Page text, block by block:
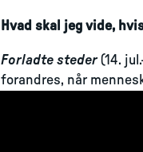
Hvad skal jeg vide,
Forladte steder(14.
forandres, når